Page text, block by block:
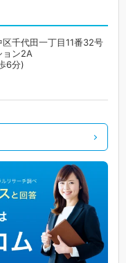
千代田一丁目11番32号
ョン2A
6分)